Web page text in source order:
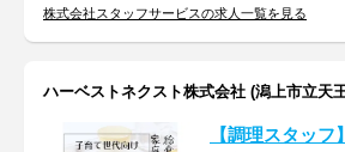
株式会社スタッフサービスの求人一覧を見る
ハーベストネクスト株式会社 (潟上市立天
【調理スタッ